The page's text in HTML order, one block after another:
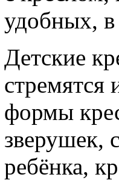
удобных,
Детские
стремятся
формы
зверушек,
ребёнка,